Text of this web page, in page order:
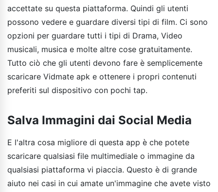
accettate su questa piattaforma. Quindi gli utenti
possono vedere e guardare diversi tipi di film. Ci sono
opzioni per guardare tutti i tipi di Drama, Video
musicali, musica e molte altre cose gratuitamente.
Tutto ciò che gli utenti devono fare è semplicemente
scaricare Vidmate apk e ottenere i propri contenuti
preferiti sul dispositivo con pochi tap.
Salva Immagini dai Social Media
E l'altra cosa migliore di questa app è che potete
scaricare qualsiasi file multimediale o immagine da
qualsiasi piattaforma vi piaccia. Questo è di grande
aiuto nei casi in cui amate un'immagine che avete visto